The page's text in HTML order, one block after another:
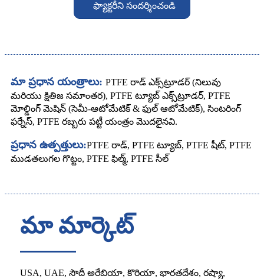
ఫ్యాక్టరీని సందర్శించండి
మా ప్రధాన యంత్రాలు: PTFE రాడ్ ఎక్స్‌ట్రూడర్ (నిలువు
మరియు క్షితిజ సమాంతర), PTFE ట్యూబ్ ఎక్స్‌ట్రూడర్, PTFE
మోల్డింగ్ మెషిన్ (సెమీ-ఆటోమేటిక్ & ఫుల్ ఆటోమేటిక్), సింటరింగ్
ఫర్నేస్, PTFE రబ్బరు పట్టీ యంత్రం మొదలైనవి.
ప్రధాన ఉత్పత్తులు:PTFE రాడ్, PTFE ట్యూబ్, PTFE షీట్, PTFE
ముడతలుగల గొట్టం, PTFE ఫిల్మ్, PTFE సీల్
మా మార్కెట్
USA, UAE, సౌదీ అరేబియా, కొరియా, భారతదేశం, రష్యా,